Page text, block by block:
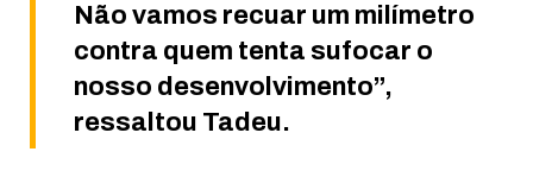
Não vamos recuar um milímetro
contra quem tenta sufocar o
nosso desenvolvimento”,
ressaltou Tadeu.